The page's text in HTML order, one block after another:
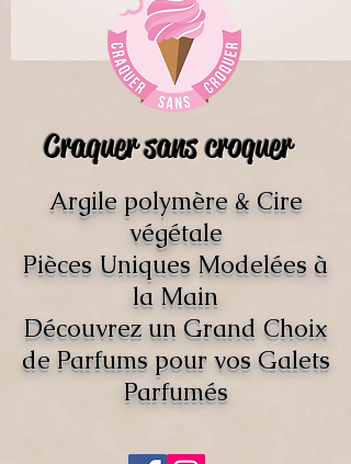
Craquer sans croquer
Argile polymère & Cire
végétale
Pièces Uniques Modelées à
la Main
Découvrez un Grand Choix
de Parfums pour vos Galets
Parfumés